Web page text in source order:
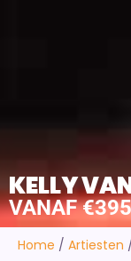
VANAF €395
KELLY
Home / Artiesten